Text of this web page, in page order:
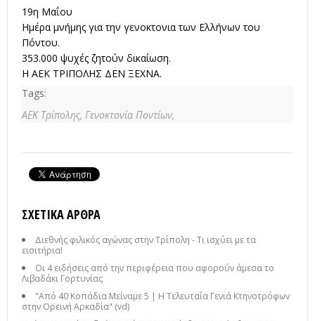
19η Μαΐου
Ημέρα μνήμης για την γενοκτονια των Ελλήνων του
Πόντου.
353.000 ψυχές ζητούν δικαίωση.
Η ΑΕΚ ΤΡΙΠΟΛΗΣ ΔΕΝ ΞΕΧΝΑ.
Tags:
ΑΕΚ Τρίπολης, Γενοκτονία Ποντίων,
ΣΧΕΤΙΚΆ ΆΡΘΡΑ
Διεθνής φιλικός αγώνας στην Τρίπολη - Τι ισχύει με τα
εισιτήρια!
Οι 4 ειδήσεις από την περιφέρεια που αφορούν άμεσα το
Λιβαδάκι Γορτυνίας
"Από 40 Κοπάδια Μείναμε 5 | Η Τελευταία Γενιά Κτηνοτρόφων
στην Ορεινή Αρκαδία" (vd)